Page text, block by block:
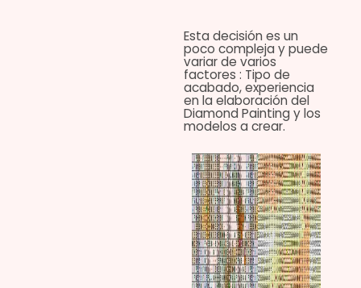
Esta decisión es un
poco compleja y puede
variar de varios
factores : Tipo de
acabado, experiencia
en la elaboración del
Diamond Painting y los
modelos a crear.